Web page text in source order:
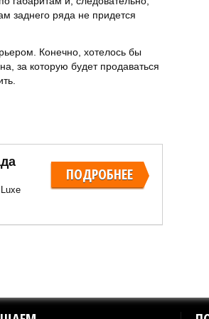
заднего ряда не придется
Конечно, хотелось бы
за которую будет продаваться
ПОДРОБНЕЕ